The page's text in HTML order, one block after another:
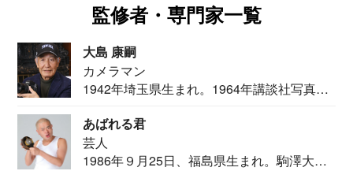
監修者・専門家一覧
大島 康嗣
カメラマン
1942年埼玉県生まれ。1964年講談社写真部
あばれる君
芸人
1986年９月25日、福島県生まれ。駒澤大学